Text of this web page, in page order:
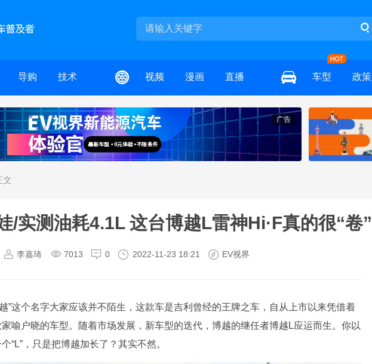
导购 技术 视频 漫画 直播 车型 政策
广告
文
/实测油耗4.1L 这台博越L雷神Hi·F真的很“卷”
李嘉琦 7013 0 2022-11-23 18:21 EV视界
”这个名字大家应该并不陌生，这款车是吉利曾经的王牌之车，自从上市以来凭借着
喻户晓的车型。随着市场发展，新车型的迭代，博越的继任者博越L应运而生。你以
“L”，只是把博越加长了？其实不然。